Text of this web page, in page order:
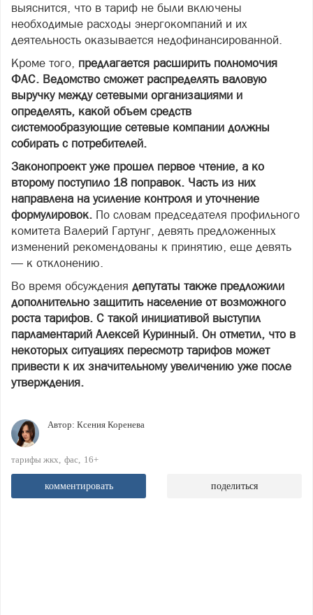
выяснится, что в тариф не были включены
необходимые расходы энергокомпаний и их
деятельность оказывается недофинансированной.
Кроме того, предлагается расширить полномочия
ФАС. Ведомство сможет распределять валовую
выручку между сетевыми организациями и
определять, какой объем средств
системообразующие сетевые компании должны
собирать с потребителей.
Законопроект уже прошел первое чтение, а ко
второму поступило 18 поправок. Часть из них
направлена на усиление контроля и уточнение
формулировок. По словам председателя профильного
комитета Валерий Гартунг, девять предложенных
изменений рекомендованы к принятию, еще девять
— к отклонению.
Во время обсуждения депутаты также предложили
дополнительно защитить население от возможного
роста тарифов. С такой инициативой выступил
парламентарий Алексей Куринный. Он отметил, что в
некоторых ситуациях пересмотр тарифов может
привести к их значительному увеличению уже после
утверждения.
Автор: Ксения Коренева
тарифы жкх фас 16+
комментировать поделиться